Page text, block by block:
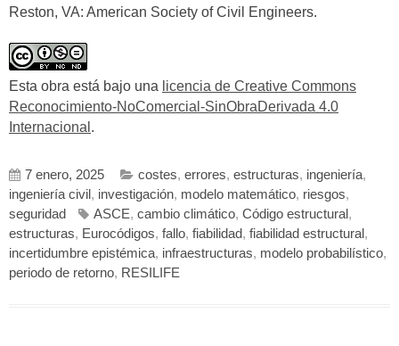
Reston, VA: American Society of Civil Engineers.
Esta obra está bajo una licencia de Creative Commons
Reconocimiento-NoComercial-SinObraDerivada 4.0
Internacional .
7 enero, 2025 costes, errores, estructuras, ingeniería,
ingeniería civil , investigación, modelo matemático, riesgos,
seguridad
ASCE, cambio climático, Código estructural ,
estructuras, Eurocódigos, fallo, fiabilidad, fiabilidad estructural ,
incertidumbre epistémica, infraestructuras, modelo probabilístico,
periodo de retorno, RESILIFE